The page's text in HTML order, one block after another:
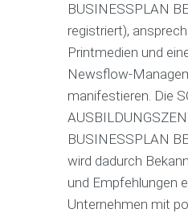
BUSINESSPLAN
registriert),
Printmedien und
Newsflow-
manifestieren. Die
BUSINESSPLAN
wird dadurch
und Empfehlungen
Unternehmen mit